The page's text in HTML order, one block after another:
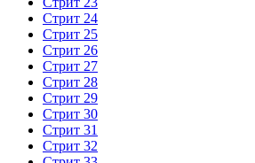
Стрит 24
Стрит 25
Стрит 26
Стрит 27
Стрит 28
Стрит 29
Стрит 30
Стрит 31
Стрит 32